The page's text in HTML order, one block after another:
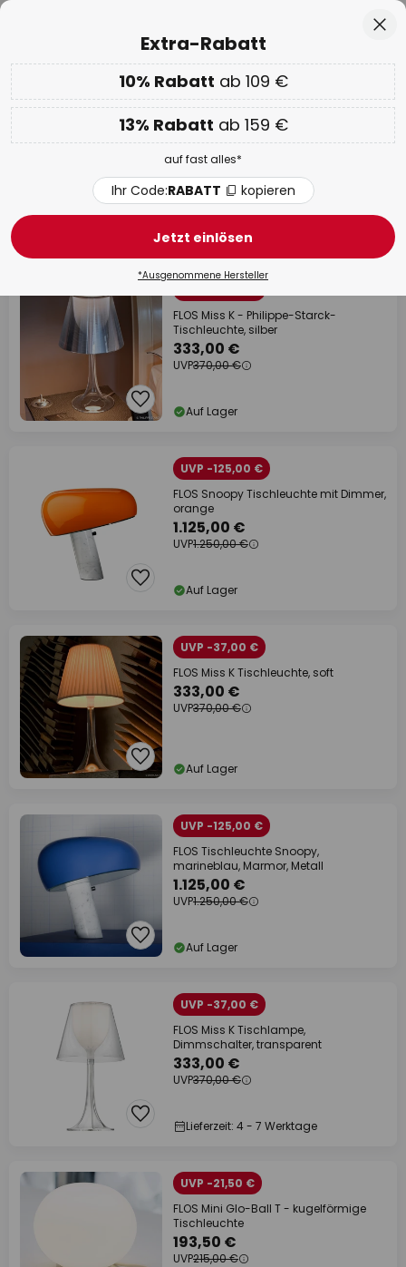
EXTRA 10% ab 109 € & 13% ab 159 € auf fast alles
Code:RABATT kopieren
WOW Week:Bis zu -70%
FLOS Nachttischlampen
61 Artikel
FLOS Miss K - Philippe-Starck-
Tischleuchte, silber
333,00 €
UVP370,00 €
Auf Lager
UVP -125,00 €
FLOS Snoopy Tischleuchte mit Dimmer,
orange
1.125,00 €
UVP1.250,00 €
Auf Lager
UVP -37,00 €
FLOS Miss K Tischleuchte, soft
333,00 €
UVP370,00 €
Auf Lager
UVP -125,00 €
FLOS Tischleuchte Snoopy,
marineblau, Marmor, Metall
1.125,00 €
UVP1.250,00 €
Auf Lager
UVP -37,00 €
FLOS Miss K Tischlampe,
Dimmschalter, transparent
333,00 €
UVP370,00 €
Lieferzeit: 4 - 7 Werktage
UVP -21,50 €
FLOS Mini Glo-Ball T - kugelförmige
Tischleuchte
193,50 €
UVP215,00 €
Extra-Rabatt
10% Rabatt ab 109 €
13% Rabatt ab 159 €
auf fast alles*
Ihr Code:RABATT kopieren
Jetzt einlösen
*Ausgenommene Hersteller